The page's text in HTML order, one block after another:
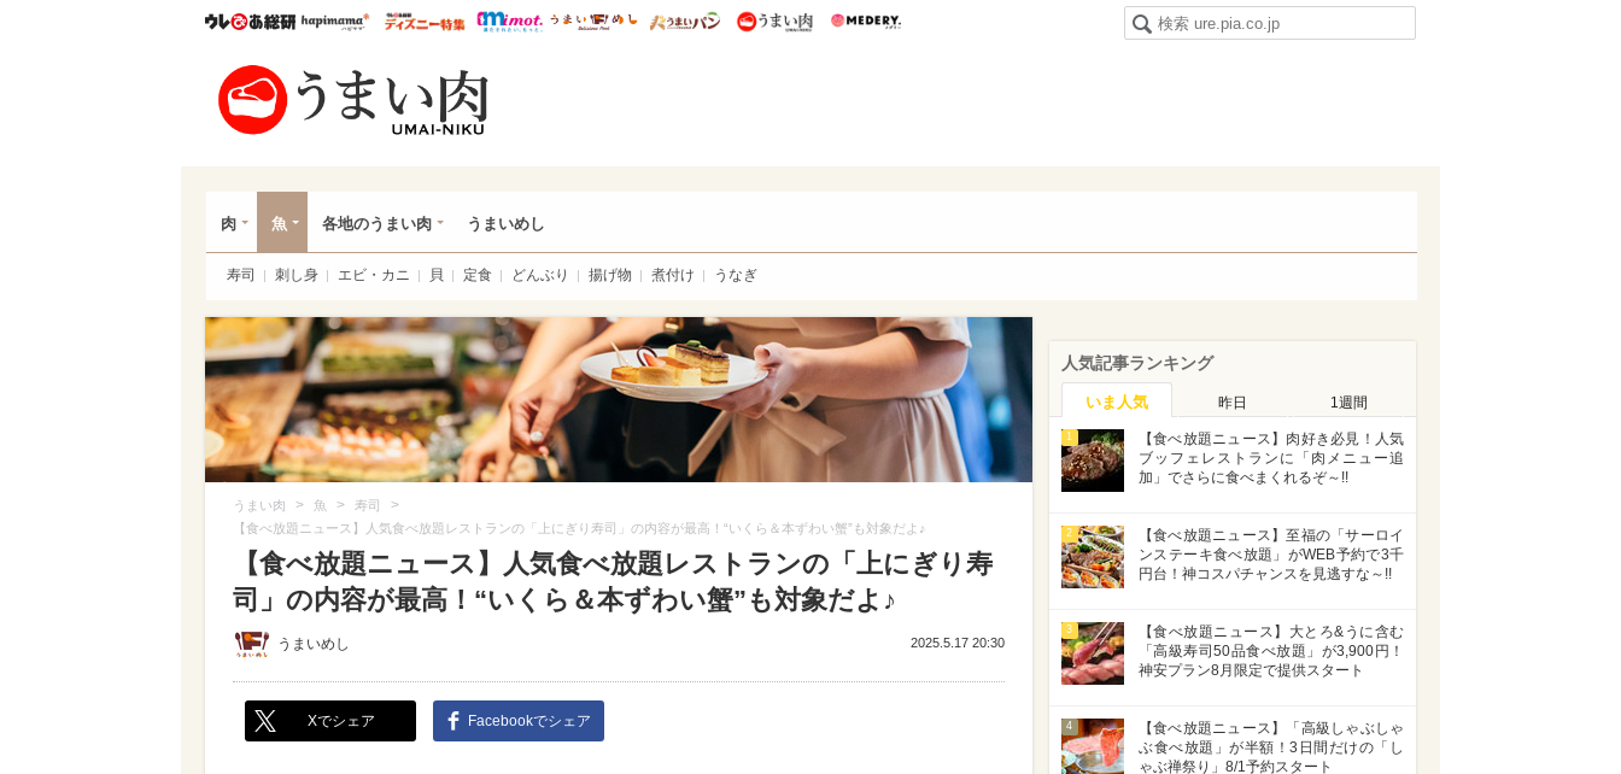
ウレぴあ総研ハピママ* ウレぴあ総研 ディズニー特集
mimot. うまいめし うまいパン うまい肉
肉 魚 各地のうまい肉 うまいめし
寿司 刺し身 エビ・カニ 貝 定食 どんぶり 揚げ物 煮付け うなぎ
うまい肉 > 魚 > 寿司 >
【食べ放題ニュース】人気食べ放題レストランの「上にぎり寿司」の内容が最高！“いくら＆本ずわい蟹”も対象だよ♪
【食べ放題ニュース】人気食べ放題レストランの「上にぎり寿
司」の内容が最高！“いくら＆本ずわい蟹”も対象だよ♪
うまいめし 2025.5.17 20:30
Xでシェア Facebookでシェア
人気記事ランキング
いま人気 昨日 1週間
1
【食べ放題ニュース】肉好き必見！人気
ブッフェレストランに「肉メニュー追
加」でさらに食べまくれるぞ～!!
2
【食べ放題ニュース】至福の「サーロイ
ンステーキ食べ放題」がWEB予約で3千
円台！神コスパチャンスを見逃すな～!!
3
【食べ放題ニュース】大とろ&うに含む
「高級寿司50品食べ放題」が3,900円！
神安プラン8月限定で提供スタート
4
【食べ放題ニュース】「高級しゃぶしゃ
ぶ食べ放題」が半額！3日間だけの「し
ゃぶ禅祭り」8/1予約スタート